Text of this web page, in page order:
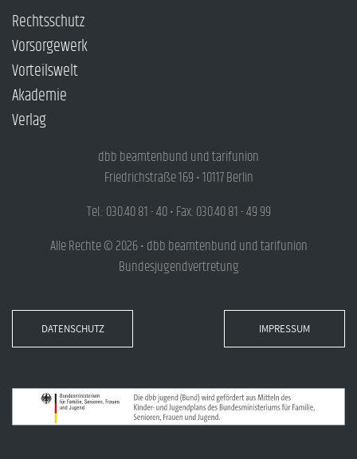
Rechtsschutz
Vorsorgewerk
Vorteilswelt
Akademie
Verlag
dbb beamtenbund und tarifunion
Friedrichstraße 169 • 10117 Berlin
Tel.: 030.40 81 - 40 • Fax: 030.40 81 - 49 99
Alle Rechte © 2026 • dbb beamtenbund und tarifunion
Bundesjugendvertretung
DATENSCHUTZ IMPRESSUM